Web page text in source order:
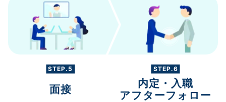
STEP.5
面接
STEP.6
内定・入職
アフターフォロー